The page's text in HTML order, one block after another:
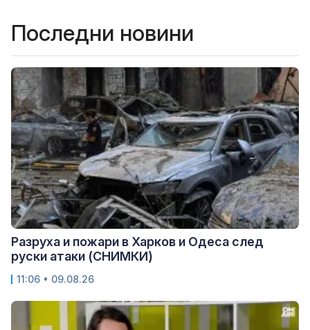
Последни новини
Разруха и пожари в Харков и Одеса след
руски атаки (СНИМКИ)
11:06 • 09.08.26